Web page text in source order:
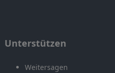
Unterstützen
Weitersagen